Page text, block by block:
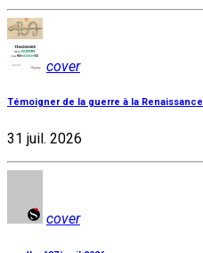
cover
Témoigner de la guerre à la Renaissance
31 juil. 2026
cover